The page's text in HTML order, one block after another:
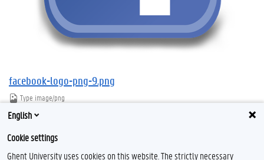
facebook-logo-png-9.png
Type image/png
Bestandsgrootte
Download
English
Cookie settings
Ghent University uses cookies on this website. The strictly necessary